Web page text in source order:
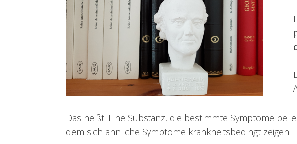
Das heißt: Eine Substanz, die bestimmte Symptome
dem sich ähnliche Symptome krankheitsbedingt zeigen.